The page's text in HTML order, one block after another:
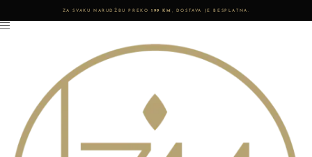
ZA SVAKU NARUDŽBU PREKO 199 KM , DOSTAVA JE BESPLATNA.